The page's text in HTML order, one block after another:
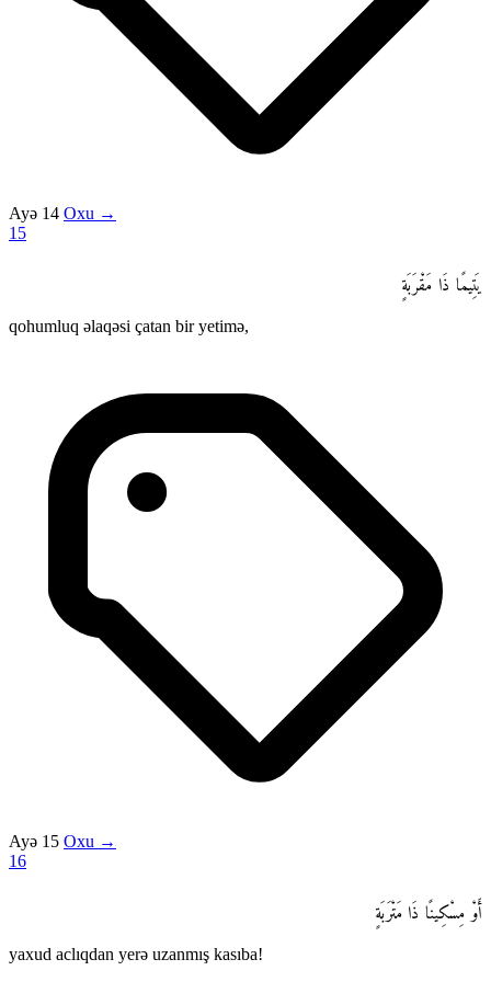
Ayə 14 Oxu →
15
يَتِيمًا ذَا مَقْرَبَةٍ
qohumluq əlaqəsi çatan bir yetimə,
Ayə 15 Oxu →
16
أَوْ مِسْكِينًا ذَا مَتْرَبَةٍ
yaxud aclıqdan yerə uzanmış kasıba!